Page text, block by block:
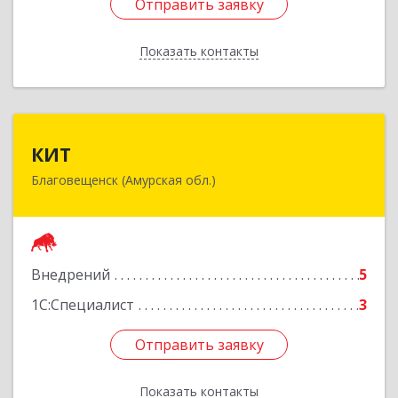
Отправить заявку
Показать контакты
Отправить заявку
Назад
КИТ
Благовещенск (Амурская обл.)
Внедрений
5
1С:Специалист
3
Отправить заявку
Показать контакты
675028, Амурская обл, Благовещенск г,
Отправить заявку
Назад